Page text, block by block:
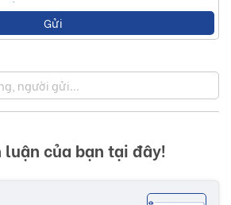
Gửi
của bạn tại đây!